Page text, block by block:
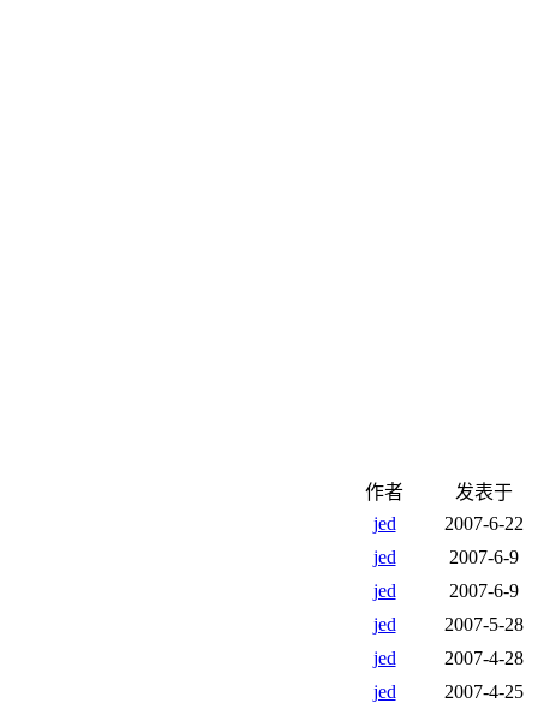
作者
发表于
jed
2007-6-22
jed
2007-6-9
jed
2007-6-9
jed
2007-5-28
jed
2007-4-28
jed
2007-4-25